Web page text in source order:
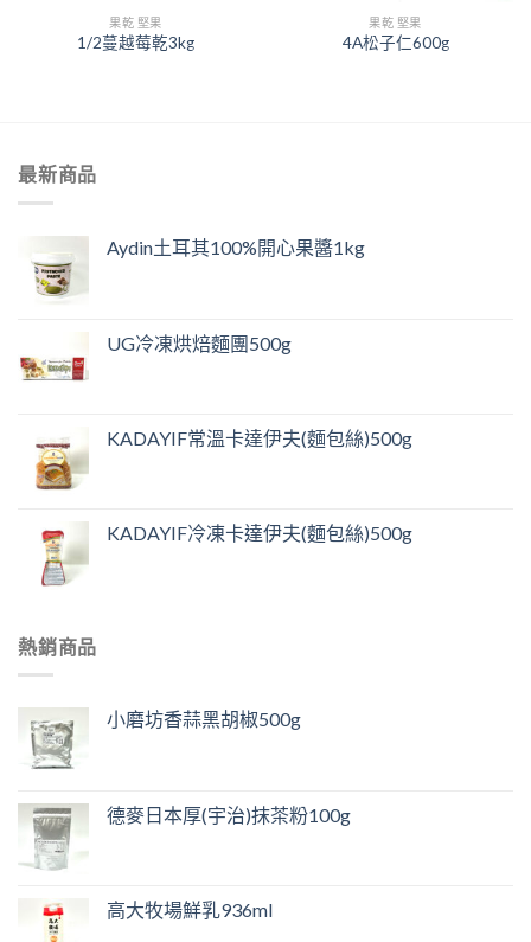
果乾 堅果
1/2蔓越莓乾3kg
果乾 堅果
4A松子仁600g
最新商品
Aydin土耳其100%開心果醬1kg
UG冷凍烘焙麵團500g
KADAYIF常溫卡達伊夫(麵包絲)500g
KADAYIF冷凍卡達伊夫(麵包絲)500g
熱銷商品
小磨坊香蒜黑胡椒500g
德麥日本厚(宇治)抹茶粉100g
高大牧場鮮乳936ml